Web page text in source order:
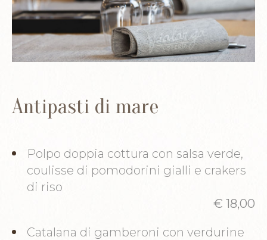
Antipasti di mare
Polpo doppia cottura con salsa verde,
coulisse di pomodorini gialli e crakers
di riso
€ 18,00
Catalana di gamberoni con verdurine